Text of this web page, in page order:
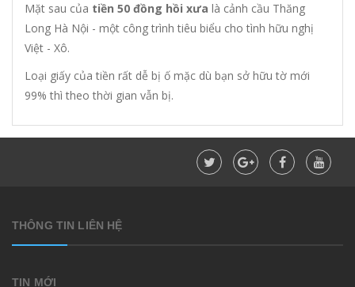
Mặt sau của tiền 50 đồng hồi xưa là cảnh cầu Thăng
Long Hà Nội - một công trình tiêu biểu cho tình hữu nghị
Việt - Xô.
Loại giấy của tiền rất dễ bị ố mặc dù bạn sở hữu tờ mới
99% thì theo thời gian vẫn bị.
THÔNG TIN LIÊN HỆ
TIN MỚI